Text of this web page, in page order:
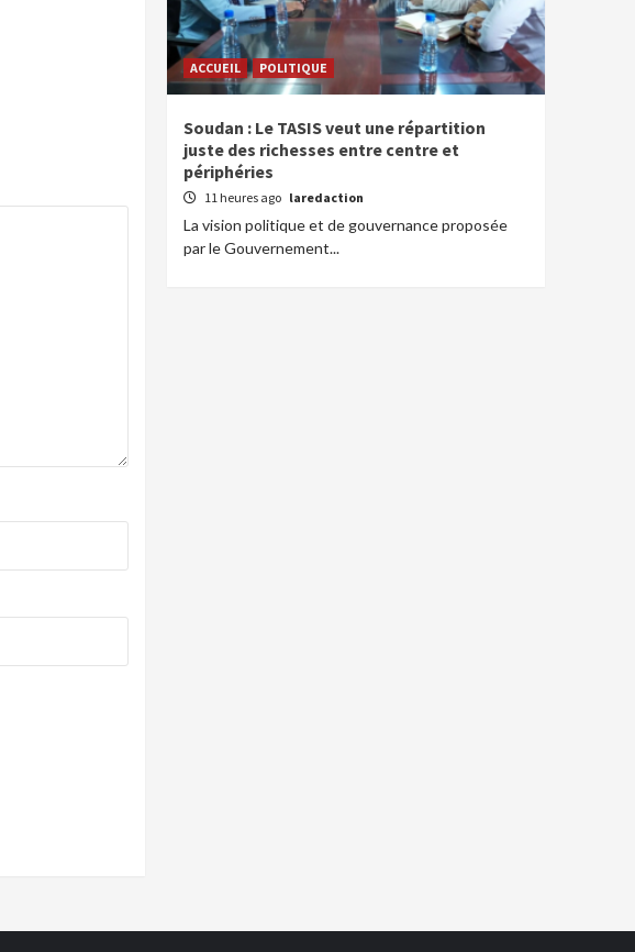
ACCUEIL POLITIQUE
Soudan : Le TASIS veut une répartition
juste des richesses entre centre et
périphéries
11 heures ago laredaction
La vision politique et de gouvernance proposée
par le Gouvernement...